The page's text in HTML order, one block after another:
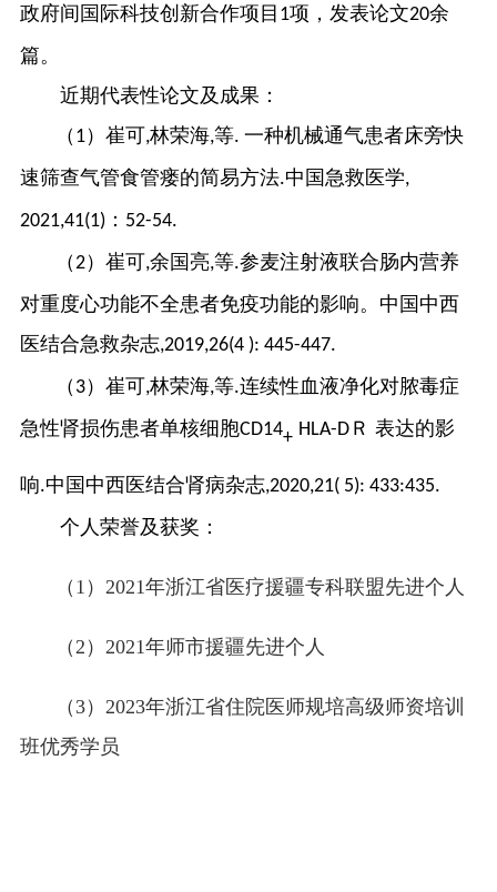
政府间国际科技创新合作项目 1项，发表论文20余
篇。
近期代表性论文及成果：
（ 1）崔可,林荣海,等. 一种机械通气患者床旁快
速筛查气管食管瘘的简易方法.中国急救医学,
2021,41(1)： 52-54.
（2）崔可,余国亮,等.参麦注射液联合肠内营养
对重度心功能不全患者免疫功能的影响。中国中西
医结合急救杂志,2019,26(4 ): 445-447.
（ 3）崔可,林荣海,等.连续性血液净化对脓毒症
急性肾损伤患者单核细胞CD14+ HLA-DＲ 表达的影
响.中国中西医结合肾病杂志,2020,21( 5): 433:435.
个人荣誉及获奖：
（ 1）2021年浙江省医疗援疆专科联盟先进个人
（ 2）2021年师市援疆先进个人
（3）2023年浙江省住院医师规培高级师资培训
班优秀学员